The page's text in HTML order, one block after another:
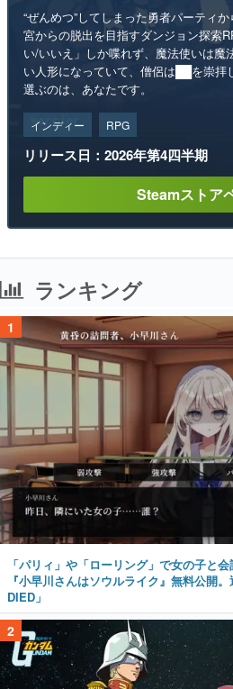
“ぜんめつ”してしまった勇者パーティ
宮からの脱出を目指すダンジョン探索
い/いいえ」しか喋れず、魔法使いは魔
い人形になっていて、僧侶は██を崇拝
選ぶのは、あなたです。
インディー RPG
リリース日：2026年第4四半期
Steamストア
ランキング
1
「パリィ」や「ローリング」で女の子と
『小早川さんはソウルライク』無料公開
DIED」
2